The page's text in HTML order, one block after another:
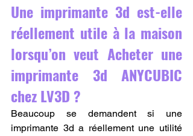
Une imprimante 3d est-elle
réellement utile à la maison
lorsqu’on veut Acheter une
imprimante 3d ANYCUBIC
chez LV3D ?
Beaucoup se demandent si une
imprimante 3d a réellement une utilité